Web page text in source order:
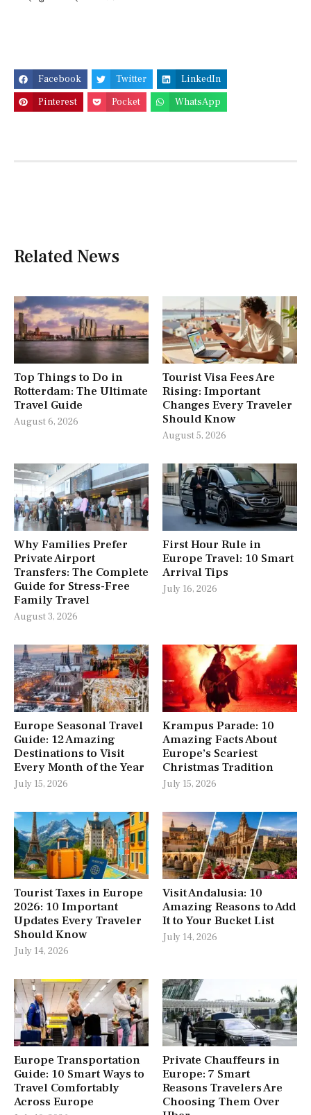
Facebook Twitter
LinkedIn
Pinterest
Pocket WhatsApp
Related News
Top Things to Do in
Rotterdam: The Ultimate
Travel Guide
August 6, 2026
Tourist Visa Fees Are
Rising: Important
Changes Every Traveler
Should Know
August 5, 2026
Why Families Prefer
Private Airport
Transfers: The Complete
Guide for Stress-Free
Family Travel
August 3, 2026
First Hour Rule in
Europe Travel: 10 Smart
Arrival Tips
July 16, 2026
Europe Seasonal Travel
Guide: 12 Amazing
Destinations to Visit
Every Month of the Year
July 15, 2026
Krampus Parade: 10
Amazing Facts About
Europe’s Scariest
Christmas Tradition
July 15, 2026
Tourist Taxes in Europe
2026: 10 Important
Updates Every Traveler
Should Know
July 14, 2026
Visit Andalusia: 10
Amazing Reasons to Add
It to Your Bucket List
July 14, 2026
Europe Transportation
Guide: 10 Smart Ways to
Travel Comfortably
Across Europe
Private Chauffeurs in
Europe: 7 Smart
Reasons Travelers Are
Choosing Them Over